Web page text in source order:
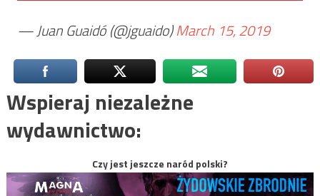
— Juan Guaidó (@jguaido)March 15, 2019
Wspieraj niezależne
wydawnictwo:
Czy jest jeszcze naród polski?